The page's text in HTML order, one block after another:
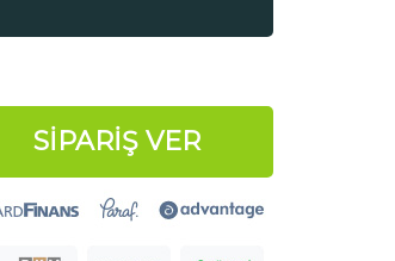
SİPARİŞ VER